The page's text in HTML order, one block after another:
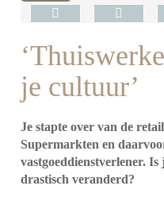
je cultuur’
Je stapte over van de
Supermarkten en
vastgoeddienstverlener.
drastisch veranderd?